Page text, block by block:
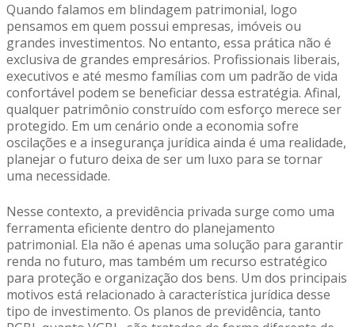
Quando falamos em blindagem patrimonial, logo
pensamos em quem possui empresas, imóveis ou
grandes investimentos. No entanto, essa prática não é
exclusiva de grandes empresários. Profissionais liberais,
executivos e até mesmo famílias com um padrão de vida
confortável podem se beneficiar dessa estratégia. Afinal,
qualquer patrimônio construído com esforço merece ser
protegido. Em um cenário onde a economia sofre
oscilações e a insegurança jurídica ainda é uma realidade,
planejar o futuro deixa de ser um luxo para se tornar
uma necessidade.
Nesse contexto, a previdência privada surge como uma
ferramenta eficiente dentro do planejamento
patrimonial. Ela não é apenas uma solução para garantir
renda no futuro, mas também um recurso estratégico
para proteção e organização dos bens. Um dos principais
motivos está relacionado à característica jurídica desse
tipo de investimento. Os planos de previdência, tanto